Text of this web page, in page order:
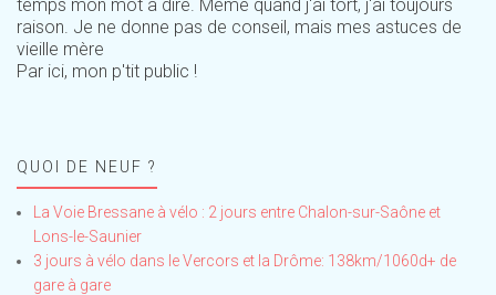
temps mon mot à dire. Même quand j'ai tort, j'ai toujours
raison. Je ne donne pas de conseil, mais mes astuces de
vieille mère
Par ici, mon p'tit public !
QUOI DE NEUF ?
La Voie Bressane à vélo : 2 jours entre Chalon-sur-Saône et
Lons-le-Saunier
3 jours à vélo dans le Vercors et la Drôme: 138km/1060d+ de
gare à gare